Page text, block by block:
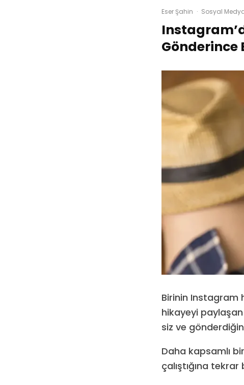
Eser Şahin · Sosyal
Gönderince
Birinin Instagram
hikayeyi paylaşan
siz ve
Daha kapsamlı
çalıştığına tekrar